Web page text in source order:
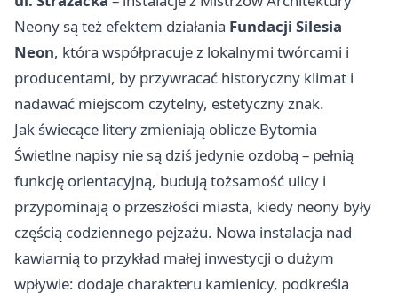
Neony są też efektem działania Fundacji Silesia
Neon, która współpracuje z lokalnymi twórcami i
producentami, by przywracać historyczny klimat i
nadawać miejscom czytelny, estetyczny znak.
Jak świecące litery zmieniają oblicze Bytomia
Świetlne napisy nie są dziś jedynie ozdobą – pełnią
funkcję orientacyjną, budują tożsamość ulicy i
przypominają o przeszłości miasta, kiedy neony były
częścią codziennego pejzażu. Nowa instalacja nad
kawiarnią to przykład małej inwestycji o dużym
wpływie: dodaje charakteru kamienicy, podkreśla